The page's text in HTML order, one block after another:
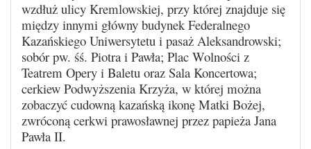
wzdłuż ulicy Kremlowskiej, przy której znajduje się
między innymi główny budynek Federalnego
Kazańskiego Uniwersytetu i pasaż Aleksandrowski;
sobór pw. śś. Piotra i Pawła; Plac Wolności z
Teatrem Opery i Baletu oraz Sala Koncertowa;
cerkiew Podwyższenia Krzyża, w której można
zobaczyć cudowną kazańską ikonę Matki Bożej,
zwróconą cerkwi prawosławnej przez papieża Jana
Pawła II.